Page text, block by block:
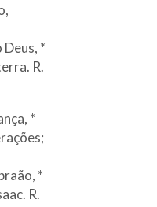
Deus, *
R.
*
*
R.